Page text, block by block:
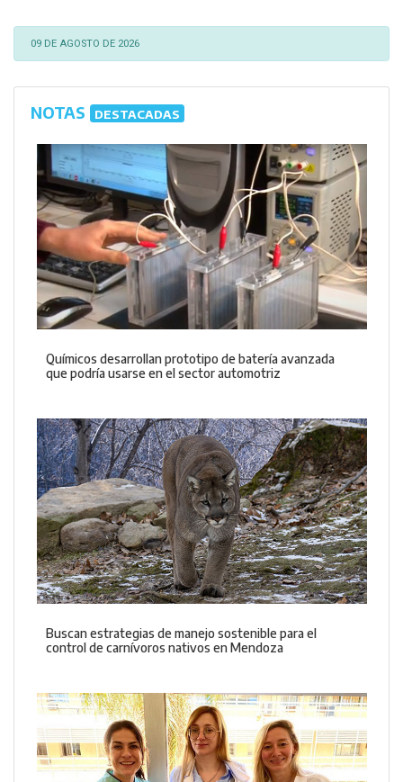
09 DE AGOSTO DE 2026
NOTAS DESTACADAS
Químicos desarrollan prototipo de batería avanzada
que podría usarse en el sector automotriz
Buscan estrategias de manejo sostenible para el
control de carnívoros nativos en Mendoza